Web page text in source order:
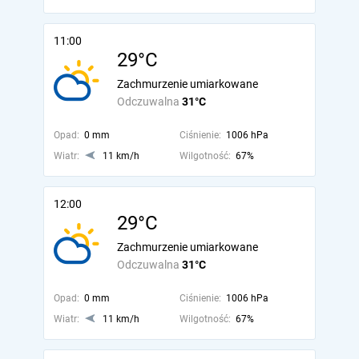
11:00
29°C
Odczuwalna 31°C
Zachmurzenie umiarkowane
Opad: 0 mm Ciśnienie: 1006 hPa
Wiatr:
11 km/h Wilgotność: 67%
12:00
29°C
Odczuwalna 31°C
Zachmurzenie umiarkowane
Opad: 0 mm Ciśnienie: 1006 hPa
Wiatr:
11 km/h Wilgotność: 67%